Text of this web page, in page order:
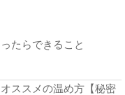
たらできること
ススメの温め方【秘密